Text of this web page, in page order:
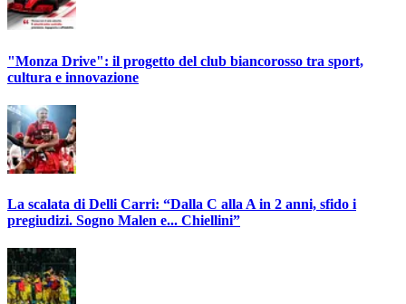
"Monza Drive": il progetto del club biancorosso tra sport,
cultura e innovazione
La scalata di Delli Carri: “Dalla C alla A in 2 anni, sfido i
pregiudizi. Sogno Malen e... Chiellini”